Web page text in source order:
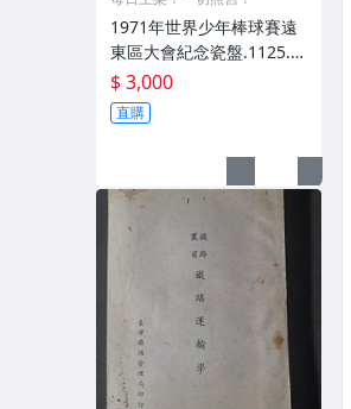
1971年世界少年棒球賽遠
東區大會紀念瓷盤.1125.1
2
$ 3,000
直購